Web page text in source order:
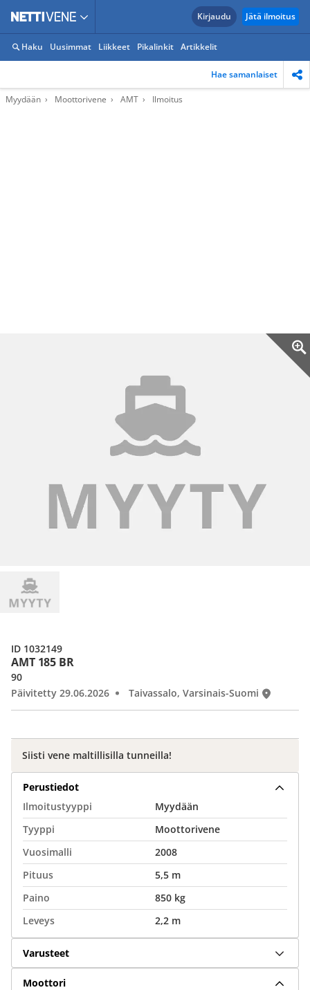
Kirjaudu Jätä ilmoitus
Haku Uusimmat Liikkeet Pikalinkit Artikkelit
Hae samanlaiset
Myydään Moottorivene AMT Ilmoitus
AMT 185 BR
90
Päivitetty 29.06.2026
Taivassalo, Varsinais-Suomi
ID 1032149
Siisti vene maltillisilla tunneilla!
Perustiedot
Ilmoitustyyppi
Myydään
Tyyppi
Moottorivene
Vuosimalli
2008
Pituus
5,5 m
Paino
850 kg
Leveys
2,2 m
Varusteet
Moottori